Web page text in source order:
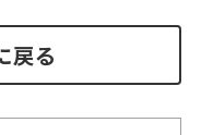
戻る